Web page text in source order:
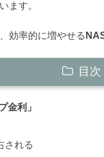
ます。
効率的に増やせる
目次
金利」
される